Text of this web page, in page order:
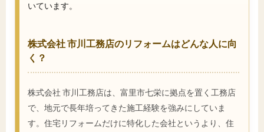
いています。
株式会社 市川工務店のリフォームはどんな人に向
く？
株式会社 市川工務店は、富里市七栄に拠点を置く工務店
で、地元で長年培ってきた施工経験を強みにしていま
す。住宅リフォームだけに特化した会社というより、住